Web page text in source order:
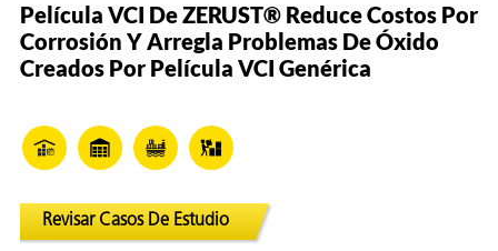
Película VCI De ZERUST® Reduce Costos Por
Corrosión Y Arregla Problemas De Óxido
Creados Por Película VCI Genérica
Revisar Casos De Estudio